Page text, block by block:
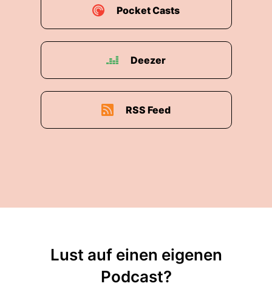
Pocket Casts
Deezer
RSS Feed
Lust auf einen eigenen
Podcast?